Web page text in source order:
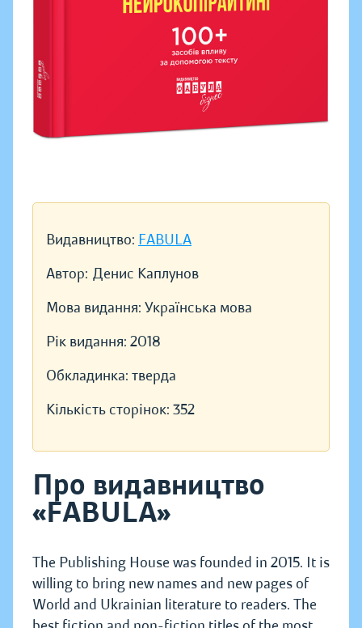
Видавництво: FABULA
Автор: Денис Каплунов
Мова видання: Українська мова
Рік видання: 2018
Обкладинка: тверда
Кількість сторінок: 352
Про видавництво
«FABULA»
The Publishing House was founded in 2015. It is
willing to bring new names and new pages of
World and Ukrainian literature to readers. The